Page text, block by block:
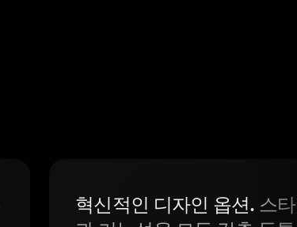
혁신적인 디자인 옵션. 스